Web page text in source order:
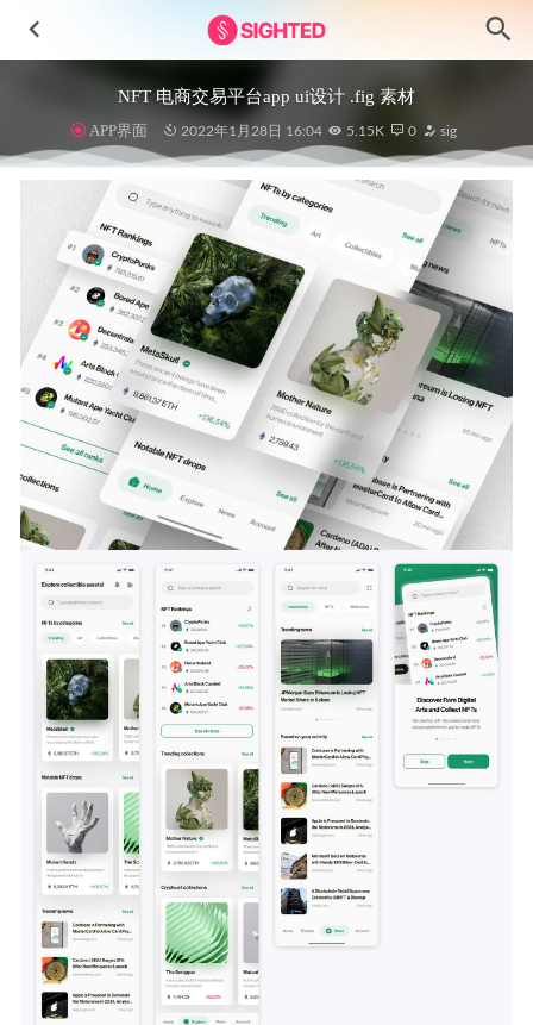
NFT 电商交易平台app ui设计 .fig 素材
APP界面 2022年1月28日 16:04 5.15K 0 sig
Healthy Mart社区电商app用户界面设计素材 2023-06-18
Fitnex-运动健身移动应用程序UI设计套件 2024-12-01
KR Banking金融银行app ui设计 .fig素材 2021-12-28
40个云服务图标 .fig素材
2021-11-19
家具电商app ui设计 .fig素材
2021-11-11